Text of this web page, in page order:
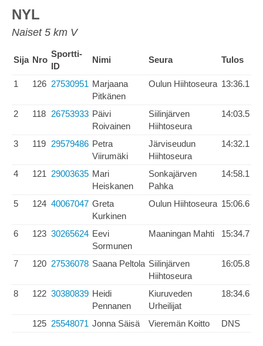
NYL
Naiset 5 km V
Sija Nro
Sportti-
ID
Nimi Seura Tulos
1 126 27530951 Marjaana
Pitkänen
Oulun Hiihtoseura 13:36.1
2 118 26753933 Päivi
Roivainen
Siilinjärven
Hiihtoseura
14:03.5
3 119 29579486 Petra
Viirumäki
Järviseudun
Hiihtoseura
14:32.1
4 121 29003635 Mari
Heiskanen
Sonkajärven
Pahka
14:58.1
5 124 40067047 Greta
Kurkinen
Oulun Hiihtoseura 15:06.6
6 123 30265624 Eevi
Sormunen
Maaningan Mahti 15:34.7
7 120 27536078 Saana Peltola Siilinjärven
Hiihtoseura
16:05.8
8 122 30380839 Heidi
Pennanen
Kiuruveden
Urheilijat
18:34.6
125 25548071 Jonna Säisä Vieremän Koitto DNS